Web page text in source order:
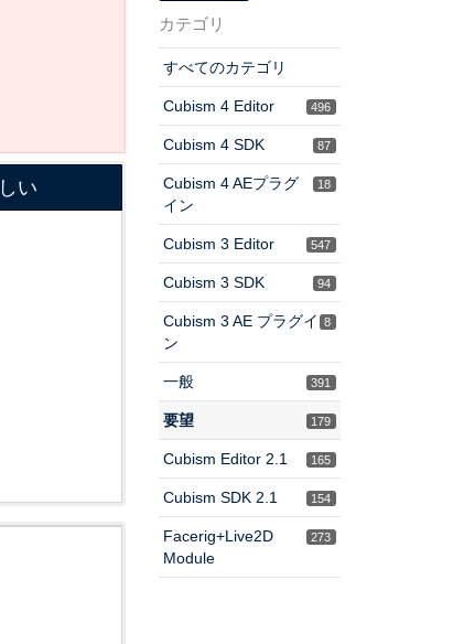
い
カテゴリ
すべてのカテゴリ
496
Cubism 4 Editor
87
Cubism 4 SDK
18
Cubism 4 AEプラグ
イン
547
Cubism 3 Editor
94
Cubism 3 SDK
8
Cubism 3 AE プラグイ
ン
391
一般
179
要望
165
Cubism Editor 2.1
154
Cubism SDK 2.1
273
Facerig+Live2D
Module